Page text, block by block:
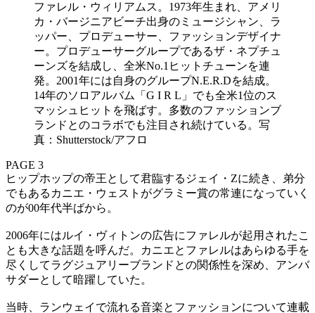
ファレル・ウィリアムス。1973年生まれ、アメリ
カ・バージニアビーチ出身のミュージシャン、ラ
ッパー、プロデューサー、ファッションデザイナ
ー。プロデューサーグループであるザ・ネプチュ
ーンズを結成し、全米No.1ヒットチューンを連
発。2001年には自身のグループN.E.R.Dを結成。
14年のソロアルバム「G I R L」でも全米1位のス
マッシュヒットを飛ばす。多数のファッションブ
ランドとのコラボでも注目され続けている。写
真：Shutterstock/アフロ
PAGE 3
ヒップホップの帝王として君臨するジェイ・Zに続き、弟分
でもあるカニエ・ウェストがグラミー賞の常連になっていく
のが00年代半ばから。
2006年にはルイ・ヴィトンの広告にファレルが起用されたこ
とも大きな話題を呼んだ。カニエとファレルはあらゆる手を
尽くしてラグジュアリーブランドとの関係性を深め、アンバ
サダーとして暗躍していた。
当時、ランウェイで流れる音楽とファッションについて連載